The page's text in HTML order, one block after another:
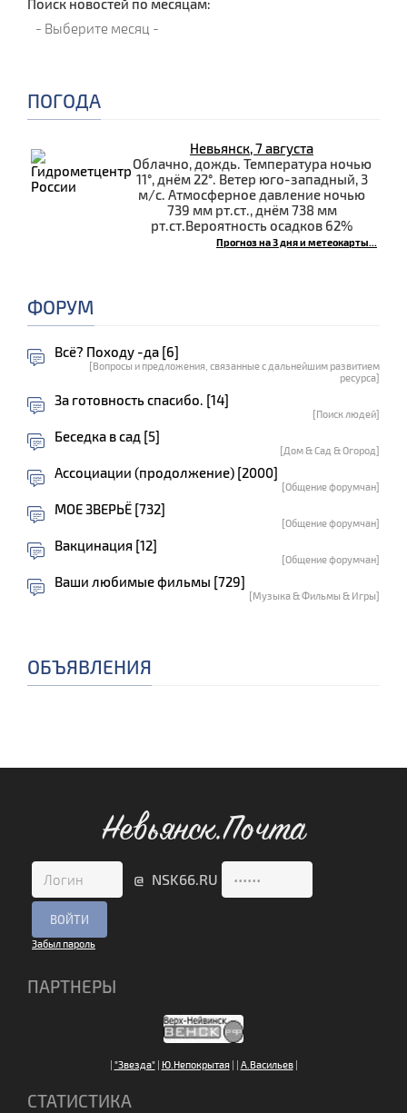
Поиск новостей по месяцам:
ПОГОДА
Невьянск, 7 августа
Облачно, дождь. Температура ночью
11°, днём 22°. Ветер юго-западный, 3
м/с. Атмосферное давление ночью
739 мм рт.ст., днём 738 мм
рт.ст.Вероятность осадков 62%
Прогноз на 3 дня и метеокарты...
ФОРУМ
Всё? Походу -да [6]
[Вопросы и предложения, связанные с дальнейшим развитием
ресурса]
За готовность спасибо. [14]
[Поиск людей]
Беседка в сад [5]
[Дом & Сад & Огород]
Ассоциации (продолжение) [2000]
[Общение форумчан]
МОЕ ЗВЕРЬЁ [732]
[Общение форумчан]
Вакцинация [12]
[Общение форумчан]
Ваши любимые фильмы [729]
[Музыка & Фильмы & Игры]
ОБЪЯВЛЕНИЯ
Невьянск.Почта
@ NSK66.RU
Забыл пароль
ПАРТНЕРЫ
| "Звезда"| Ю.Непокрытая| | А.Васильев|
СТАТИСТИКА